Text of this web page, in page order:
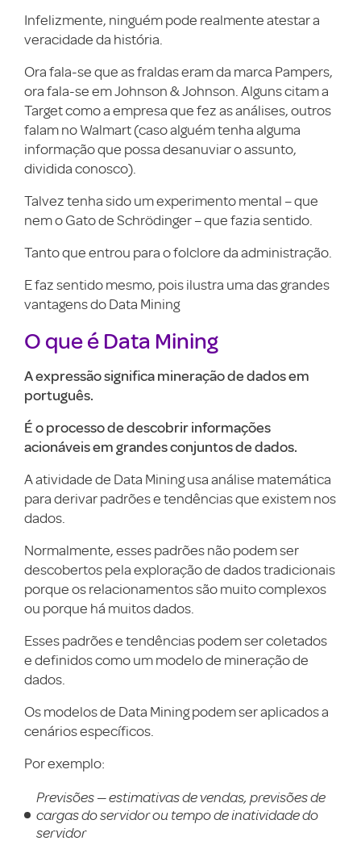
Infelizmente, ninguém pode realmente atestar a
veracidade da história.
Ora fala-se que as fraldas eram da marca Pampers,
ora fala-se em Johnson & Johnson. Alguns citam a
Target como a empresa que fez as análises, outros
falam no Walmart (caso alguém tenha alguma
informação que possa desanuviar o assunto,
dividida conosco).
Talvez tenha sido um experimento mental – que
nem o Gato de Schrödinger – que fazia sentido.
Tanto que entrou para o folclore da administração.
E faz sentido mesmo, pois ilustra uma das grandes
vantagens do Data Mining
O que é Data Mining
A expressão significa mineração de dados em
português.
É o processo de descobrir informações
acionáveis em grandes conjuntos de dados.
A atividade de Data Mining usa análise matemática
para derivar padrões e tendências que existem nos
dados.
Normalmente, esses padrões não podem ser
descobertos pela exploração de dados tradicionais
porque os relacionamentos são muito complexos
ou porque há muitos dados.
Esses padrões e tendências podem ser coletados
e definidos como um modelo de mineração de
dados.
Os modelos de Data Mining podem ser aplicados a
cenários específicos.
Por exemplo:
Previsões — estimativas de vendas, previsões de
cargas do servidor ou tempo de inatividade do
servidor